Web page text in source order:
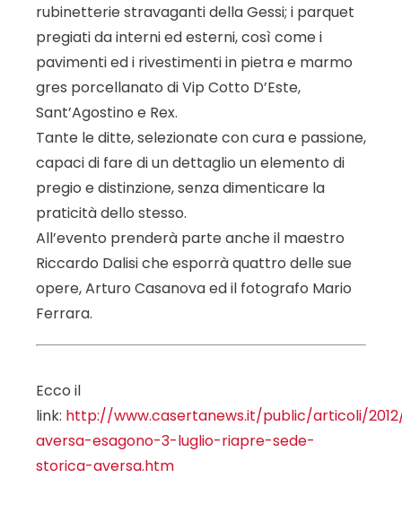
rubinetterie stravaganti della Gessi; i parquet
pregiati da interni ed esterni, così come i
pavimenti ed i rivestimenti in pietra e marmo
gres porcellanato di Vip Cotto D’Este,
Sant’Agostino e Rex.
Tante le ditte, selezionate con cura e passione,
capaci di fare di un dettaglio un elemento di
pregio e distinzione, senza dimenticare la
praticità dello stesso.
All’evento prenderà parte anche il maestro
Riccardo Dalisi che esporrà quattro delle sue
opere, Arturo Casanova ed il fotografo Mario
Ferrara.
Ecco il
link: http://www.casertanews.it/public/articoli/
aversa-esagono-3-luglio-riapre-sede-
storica-aversa.htm